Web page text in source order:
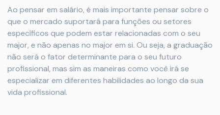
Ao pensar em salário, é mais importante pensar sobre o
que o mercado suportará para funções ou setores
específicos que podem estar relacionadas com o seu
major, e não apenas no major em si. Ou seja, a graduação
não será o fator determinante para o seu futuro
profissional, mas sim as maneiras como você irá se
especializar em diferentes habilidades ao longo da sua
vida profissional.